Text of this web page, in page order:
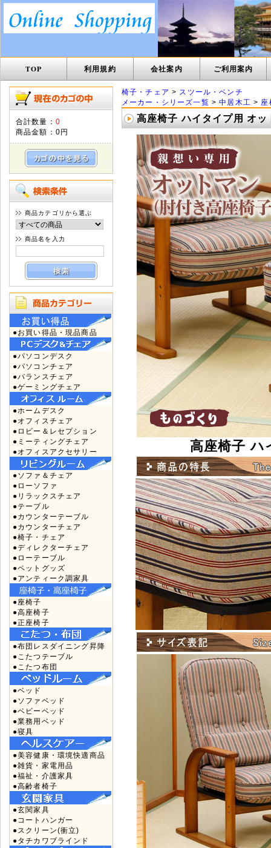
TOP 利用規約 会社案内 ご利用案内
合計数量： 0
商品金額： 0円
商品カテゴリから選ぶ
商品名を入力
●お買い得品・現品商品
●パソコンデスク
●パソコンチェア
●バランスチェア
●ゲーミングチェア
●ホームデスク
●オフィスチェア
●ロビー＆レセプション
●ミーティングチェア
●オフィスアクセサリー
●ソファ＆チェア
●ローソファ
●リラックスチェア
●テーブル
●カウンターテーブル
●カウンターチェア
●椅子・チェア
●ディレクターチェア
●ローテーブル
●ペットグッズ
●アンティーク調家具
●座椅子
●高座椅子
●正座椅子
●布団レスダイニング昇降
●こたつテーブル
●こたつ布団
●ベッド
●ソファベッド
●ベビーベッド
●業務用ベッド
●寝具
●美容健康・環境快適商品
●雑貨・家電用品
●福祉・介護家具
●高齢者椅子
●玄関家具
●コートハンガー
●スクリーン(衝立)
●タチカワブラインド
椅子・チェア > スツール・ベンチ
メーカー・シリーズ一覧 >中居木工 > 座
高座椅子 ハイタイプ用 オ
高座椅子